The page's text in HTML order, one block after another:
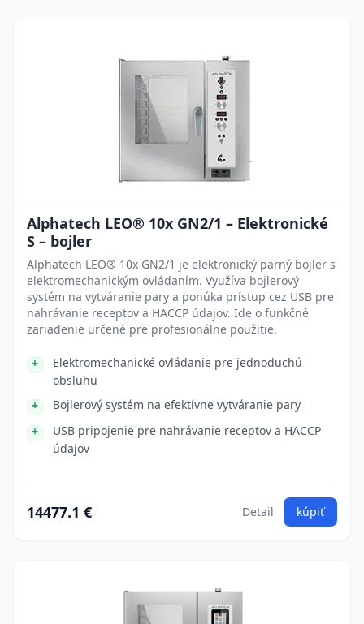
Alphatech LEO® 10x GN2/1 – Elektronické
S – bojler
Alphatech LEO® 10x GN2/1 je elektronický parný bojler s
elektromechanickým ovládaním. Využíva bojlerový
systém na vytváranie pary a ponúka prístup cez USB pre
nahrávanie receptov a HACCP údajov. Ide o funkčné
zariadenie určené pre profesionálne použitie.
Elektromechanické ovládanie pre jednoduchú
obsluhu
Bojlerový systém na efektívne vytváranie pary
USB pripojenie pre nahrávanie receptov a HACCP
údajov
14477.1 € Detail kúpiť